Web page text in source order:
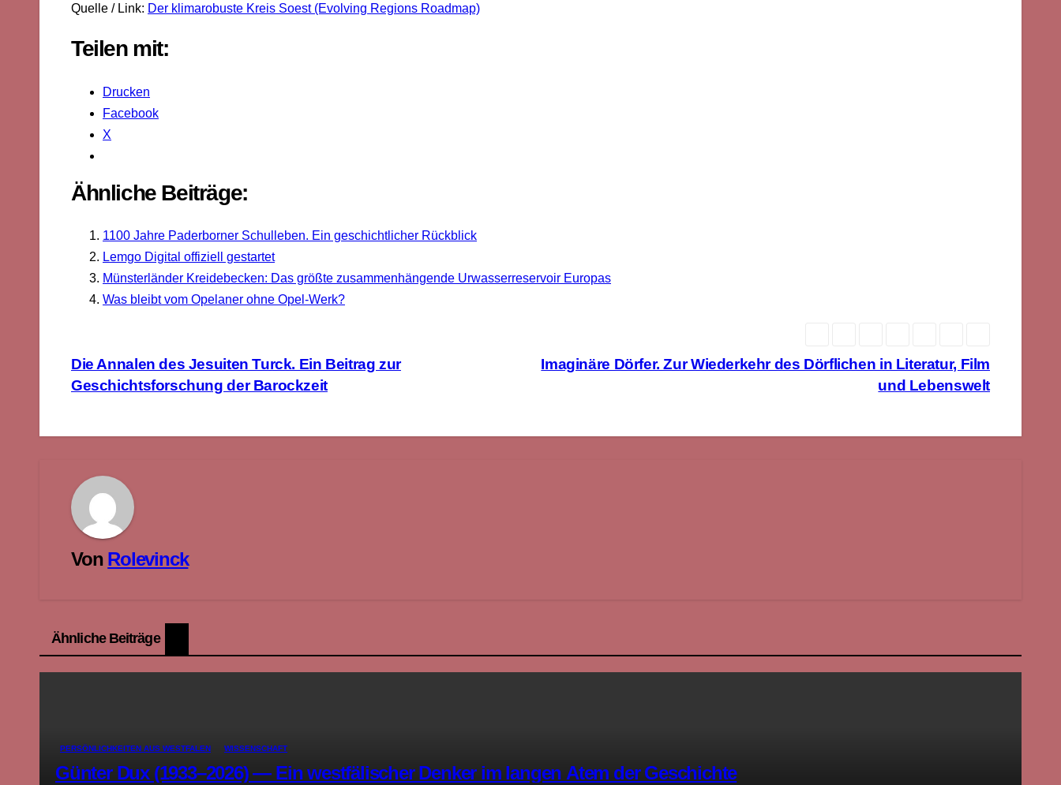
Quelle / Link: Der klimarobuste Kreis Soest (Evolving Regions Roadmap)
Teilen mit:
Drucken
Facebook
X
Ähnliche Beiträge:
1100 Jahre Paderborner Schulleben. Ein geschichtlicher Rückblick
Lemgo Digital offiziell gestartet
Münsterländer Kreidebecken: Das größte zusammenhängende Urwasserreservoir Europas
Was bleibt vom Opelaner ohne Opel-Werk?
Beitragsnavigation
Imaginäre Dörfer. Zur Wiederkehr des Dörflichen in Literatur, Film
und Lebenswelt
Die Annalen des Jesuiten Turck. Ein Beitrag zur
Geschichtsforschung der Barockzeit
Von Rolevinck
Ähnliche Beiträge
PERSÖNLICHKEITEN AUS WESTFALEN WISSENSCHAFT
Günter Dux (1933–2026) — Ein westfälischer Denker im langen Atem der Geschichte